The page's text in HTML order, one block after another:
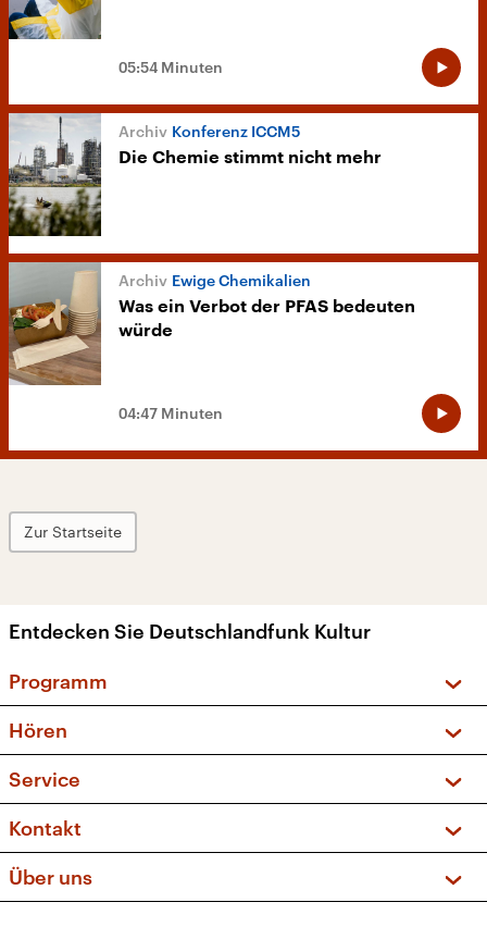
05:54 Minuten
Konferenz ICCM5
Die Chemie stimmt nicht mehr
Ewige Chemikalien
Was ein Verbot der PFAS bedeuten
würde
04:47 Minuten
Zur Startseite
Entdecken Sie Deutschlandfunk Kultur
Programm
Sendungen und Podcasts
Musikliste
Kakadu – Das Kinderprogramm
Hören
Frequenzen (UKW + DAB+)
Service
FAQ
Apps
Newsletter
Kontakt
Social Media
Über uns